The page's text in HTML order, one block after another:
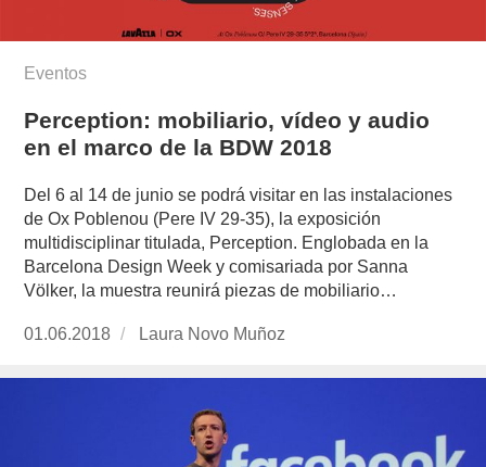
Eventos
Perception: mobiliario, vídeo y audio
en el marco de la BDW 2018
Del 6 al 14 de junio se podrá visitar en las instalaciones
de Ox Poblenou (Pere IV 29-35), la exposición
multidisciplinar titulada, Perception. Englobada en la
Barcelona Design Week y comisariada por Sanna
Völker, la muestra reunirá piezas de mobiliario…
Publicado
01.06.2018
https://www.experimenta.es/author/laura-
Laura Novo Muñoz